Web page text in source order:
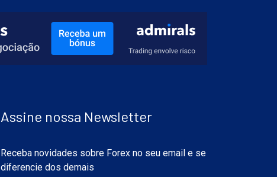
Assine nossa Newsletter
Receba novidades sobre Forex no seu email e se
diferencie dos demais